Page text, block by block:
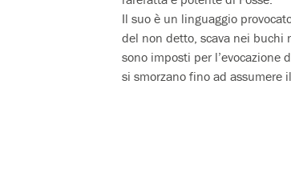
Il suo è un linguaggio
del non detto, scava nei buchi
sono imposti per
si smorzano fino ad assumere